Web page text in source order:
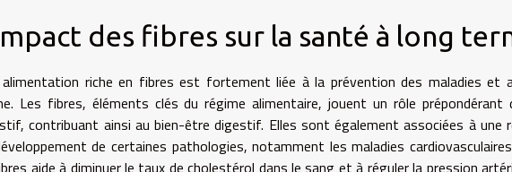
des fibres sur la santé à long
alimentation riche en fibres est fortement liée à la prévention des maladies et
Les fibres, éléments clés du régime alimentaire, jouent un rôle
contribuant ainsi au bien-être digestif. Elles sont également associées à une
de certaines pathologies, notamment les maladies
aide à diminuer le taux de cholestérol dans le sang et à réguler la pression